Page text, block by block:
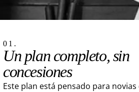
01.
Un plan completo, sin
concesiones
Este plan está pensado para novias